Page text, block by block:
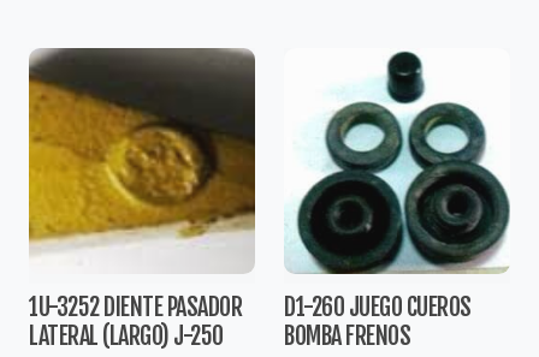
1U-3252 DIENTE PASADOR
LATERAL (LARGO) J-250
D1-260 JUEGO CUEROS
BOMBA FRENOS